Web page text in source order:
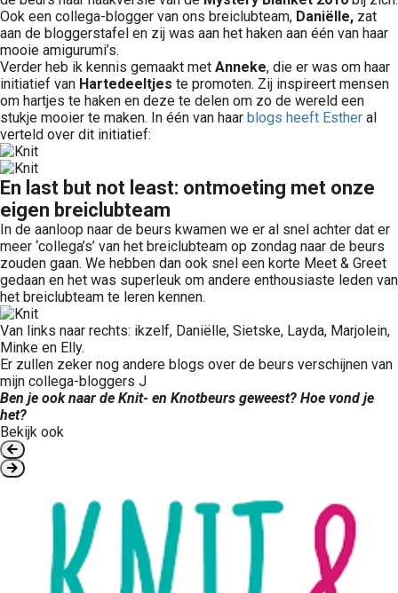
Ook een collega-blogger van ons breiclubteam, Daniëlle, zat
aan de bloggerstafel en zij was aan het haken aan één van haar
mooie amigurumi’s.
Verder heb ik kennis gemaakt met Anneke, die er was om haar
initiatief van Hartedeeltjes te promoten. Zij inspireert mensen
om hartjes te haken en deze te delen om zo de wereld een
stukje mooier te maken. In één van haar blogs heeft Esther al
verteld over dit initiatief:
En last but not least: ontmoeting met onze
eigen breiclubteam
In de aanloop naar de beurs kwamen we er al snel achter dat er
meer ‘collega’s’ van het breiclubteam op zondag naar de beurs
zouden gaan. We hebben dan ook snel een korte Meet & Greet
gedaan en het was superleuk om andere enthousiaste leden van
het breiclubteam te leren kennen.
Van links naar rechts: ikzelf, Daniëlle, Sietske, Layda, Marjolein,
Minke en Elly.
Er zullen zeker nog andere blogs over de beurs verschijnen van
mijn collega-bloggers J
Ben je ook naar de Knit- en Knotbeurs geweest? Hoe vond je
het?
Bekijk ook